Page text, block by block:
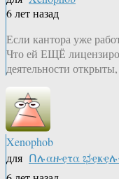
6 лет назад
Если кантора уже
Что ей ЕЩЁ
деятельности
Xenophob
для Ոሉαዙҿτα